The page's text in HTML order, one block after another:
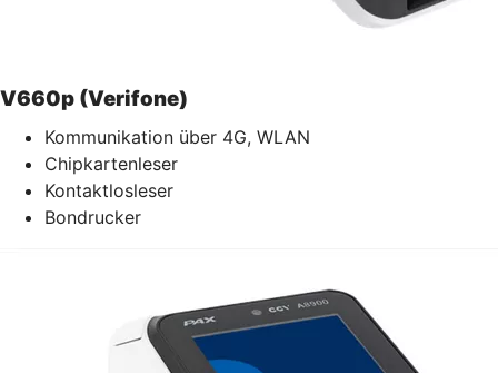
V660p (Verifone)
Kommunikation über 4G, WLAN
Chipkartenleser
Kontaktlosleser
Bondrucker